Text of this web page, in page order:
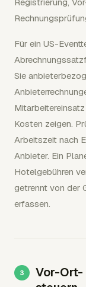
Für ein US-
Sie
Kosten zeigen.
Arbeitszeit nach
Anbieter. Ein
Hotelgebühren
getrennt von der
erfassen.
Vor-Ort-